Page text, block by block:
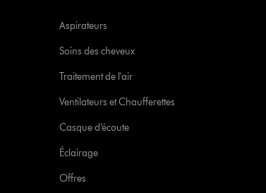
Aspirateurs
Soins des cheveux
Traitement de l'air
Ventilateurs et Chaufferettes
Casque d’écoute
Éclairage
Offres